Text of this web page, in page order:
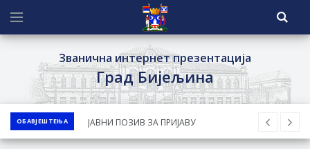
Званична интернет презентација
Град Бијељина
ОБАВЈЕШТЕЊА
ЈАВНИ ПОЗИВ ЗА ПРИЈАВУ
НЕПРОПИСНОГ ОДЛАГАЊА ОТПАДА УЗ